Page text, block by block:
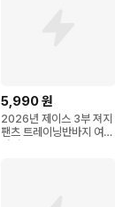
5,990원
2026년 제이스 3부 져지
팬츠 트레이닝반바지 여자